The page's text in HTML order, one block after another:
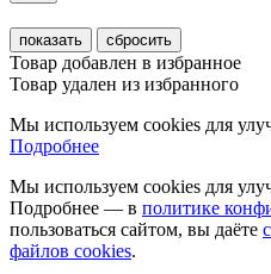
показать сбросить
Товар добавлен в избранное
Товар удален из избранного
Мы используем cookies для
Подробнее
Мы используем cookies для
Подробнее — в политике
пользоваться сайтом, вы даёте
файлов cookies.